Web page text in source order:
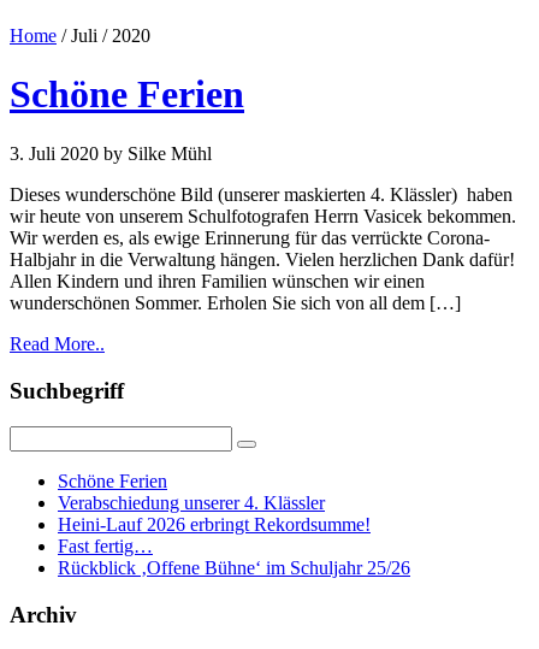
Home / Juli / 2020
Schöne Ferien
3. Juli 2020 by Silke Mühl
Dieses wunderschöne Bild (unserer maskierten 4. Klässler) haben
wir heute von unserem Schulfotografen Herrn Vasicek bekommen.
Wir werden es, als ewige Erinnerung für das verrückte Corona-
Halbjahr in die Verwaltung hängen. Vielen herzlichen Dank dafür!
Allen Kindern und ihren Familien wünschen wir einen
wunderschönen Sommer. Erholen Sie sich von all dem […]
Read More..
Suchbegriff
Schöne Ferien
Verabschiedung unserer 4. Klässler
Heini-Lauf 2026 erbringt Rekordsumme!
Fast fertig…
Rückblick ‚Offene Bühne‘ im Schuljahr 25/26
Archiv